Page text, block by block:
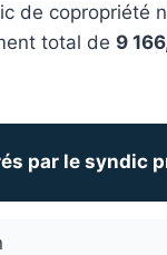
de copropriété
total de 9
par le syndic